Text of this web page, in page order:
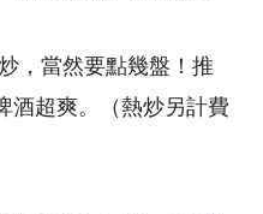
，當然要點幾盤！推
酒超爽。（熱炒另計費